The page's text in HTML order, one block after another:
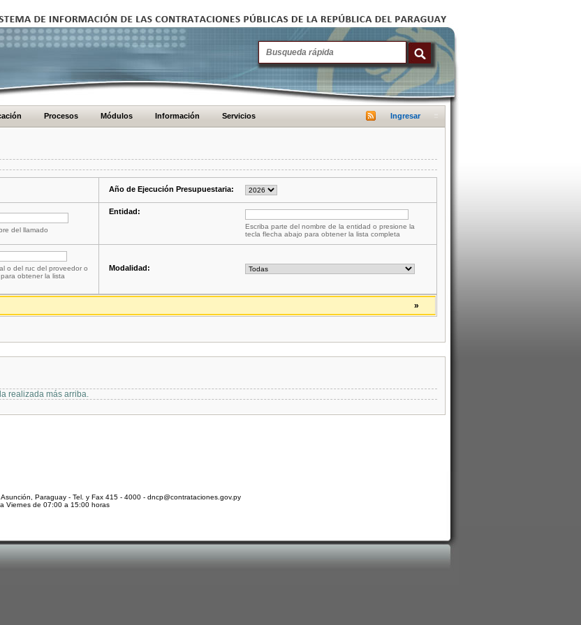
Procesos Módulos Información Servicios Ingresar
Año de Ejecución Presupuestaria:
del llamado
Entidad:
Escriba parte del nombre de la entidad o presione la
tecla flecha abajo para obtener la lista completa
o del ruc del proveedor o
obtener la lista
Modalidad:
»
realizada más arriba.
Paraguay - Tel. y Fax 415 - 4000 - dncp@contrataciones.gov.py
Viernes de 07:00 a 15:00 horas